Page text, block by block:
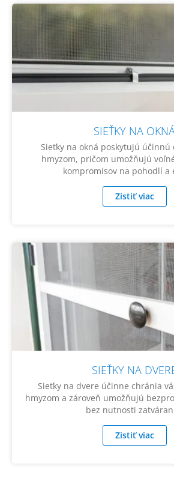
SIEŤKY NA
Sieťky na okná poskytujú
hmyzom, pričom umožňujú
kompromisov na pohodlí a
Zistiť viac
SIEŤKY NA
Sieťky na dvere účinne chránia
hmyzom a zároveň umožňujú
bez nutnosti
Zistiť viac